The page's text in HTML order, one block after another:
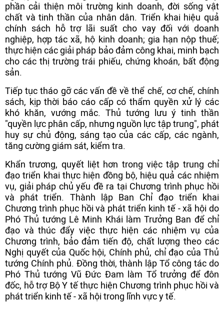
phần cải thiện môi trường kinh doanh, đời sống vật
chất và tinh thần của nhân dân. Triển khai hiệu quả
chính sách hỗ trợ lãi suất cho vay đối với doanh
nghiệp, hợp tác xã, hộ kinh doanh; gia hạn nộp thuế;
thực hiện các giải pháp bảo đảm công khai, minh bạch
cho các thị trường trái phiếu, chứng khoán, bất động
sản.
Tiếp tục tháo gỡ các vấn đề về thể chế, cơ chế, chính
sách, kịp thời báo cáo cấp có thẩm quyền xử lý các
khó khăn, vướng mắc. Thủ tướng lưu ý tinh thần
"quyền lực phân cấp, nhưng nguồn lực tập trung", phát
huy sự chủ động, sáng tạo của các cấp, các ngành,
tăng cường giám sát, kiểm tra.
Khẩn trương, quyết liệt hơn trong việc tập trung chỉ
đạo triển khai thực hiện đồng bộ, hiệu quả các nhiệm
vụ, giải pháp chủ yếu đề ra tại Chương trình phục hồi
và phát triển. Thành lập Ban Chỉ đạo triển khai
Chương trình phục hồi và phát triển kinh tế - xã hội do
Phó Thủ tướng Lê Minh Khái làm Trưởng Ban để chỉ
đạo và thúc đẩy việc thực hiện các nhiệm vụ của
Chương trình, bảo đảm tiến độ, chất lượng theo các
Nghị quyết của Quốc hội, Chính phủ, chỉ đạo của Thủ
tướng Chính phủ. Đồng thời, thành lập Tổ công tác do
Phó Thủ tướng Vũ Đức Đam làm Tổ trưởng để đôn
đốc, hỗ trợ Bộ Y tế thực hiện Chương trình phục hồi và
phát triển kinh tế - xã hội trong lĩnh vực y tế.